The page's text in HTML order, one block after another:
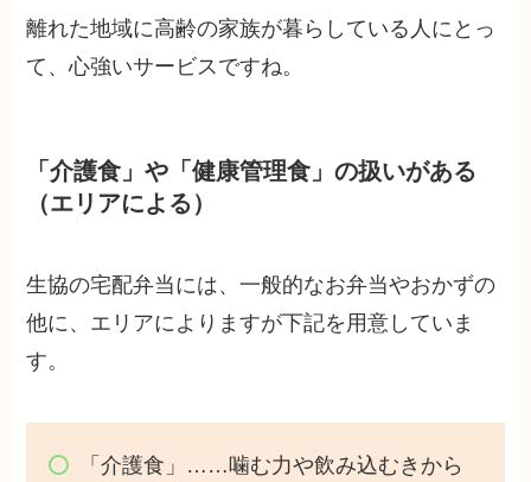
離れた地域に高齢の家族が暮らしている人にとっ
て、心強いサービスですね。
「介護食」や「健康管理食」の扱いがある
（エリアによる）
生協の宅配弁当には、一般的なお弁当やおかずの
他に、エリアによりますが下記を用意していま
す。
「介護食」……噛む力や飲み込むきから